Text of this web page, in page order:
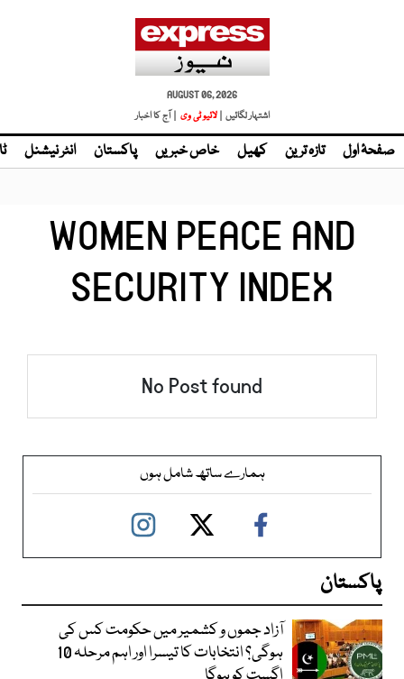
AUGUST 06, 2026
اشتہار لگائیں | لائیو ٹی وی | آج کا اخبار
صفحۂ اول تازہ ترین کھیل خاص خبریں پاکستان انٹر نیشنل
WOMEN PEACE AND
SECURITY INDEX
No Post found
ہمارے ساتھ شامل ہوں
پاکستان
آزاد جموں و کشمیر میں حکومت کس کی
ہوگی؟ انتخابات کا تیسرا اور اہم مرحلہ 10